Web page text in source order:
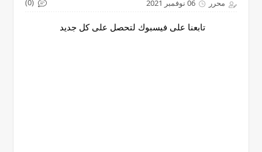
محرر 06 نوفمبر 2021 (0)
تابعنا على فيسبوك لتحصل على كل جديد